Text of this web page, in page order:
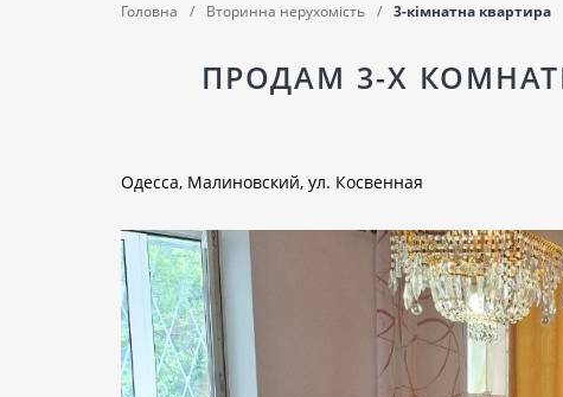
Головна Вторинна нерухомість 3-кімнатна квартира
ПРОДАМ 3-Х
Одесса, Малиновский, ул. Косвенная